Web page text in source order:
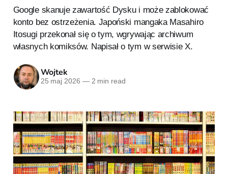
Google skanuje zawartość Dysku i może zablokować
konto bez ostrzeżenia. Japoński mangaka Masahiro
Itosugi przekonał się o tym, wgrywając archiwum
własnych komiksów. Napisał o tym w serwisie X.
Wojtek
25 maj 2026 —2 min read